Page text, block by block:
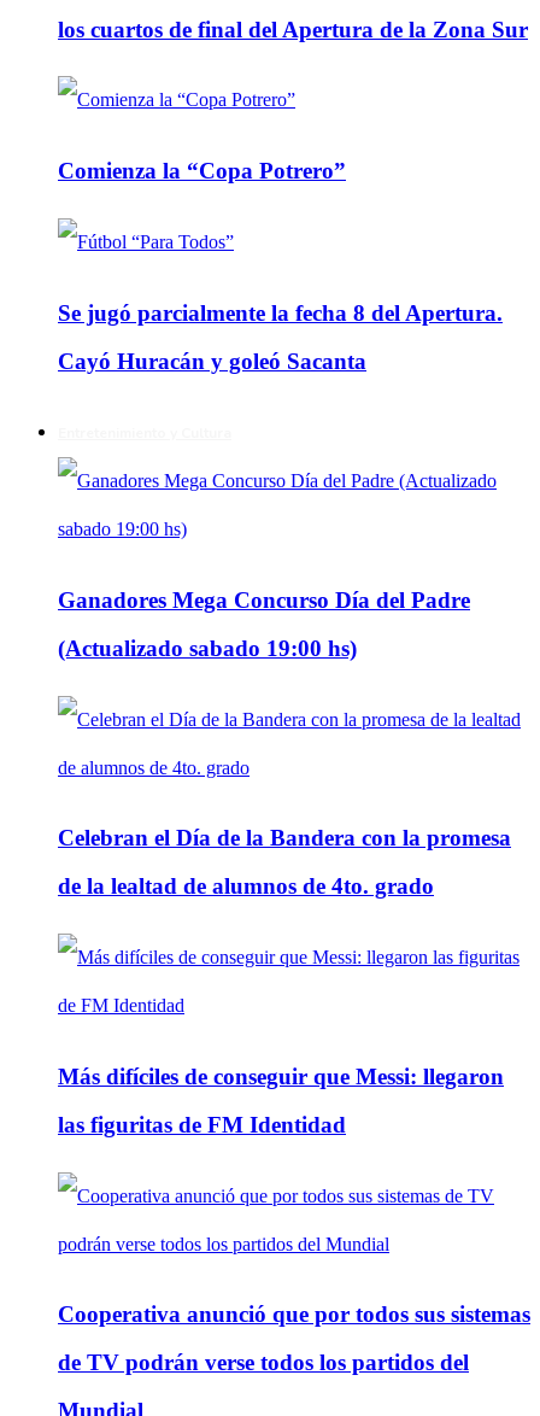
los cuartos de final del Apertura de la Zona Sur
Comienza la “Copa Potrero”
Se jugó parcialmente la fecha 8 del Apertura.
Cayó Huracán y goleó Sacanta
Ganadores Mega Concurso Día del Padre
(Actualizado sabado 19:00 hs)
Celebran el Día de la Bandera con la promesa
de la lealtad de alumnos de 4to. grado
Más difíciles de conseguir que Messi: llegaron
las figuritas de FM Identidad
Cooperativa anunció que por todos sus sistemas
de TV podrán verse todos los partidos del
Mundial